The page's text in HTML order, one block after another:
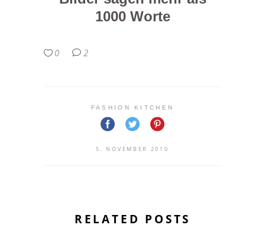
1000 Worte
0 2
FASHION KITCHEN
5. NOVEMBER 2010
RELATED POSTS